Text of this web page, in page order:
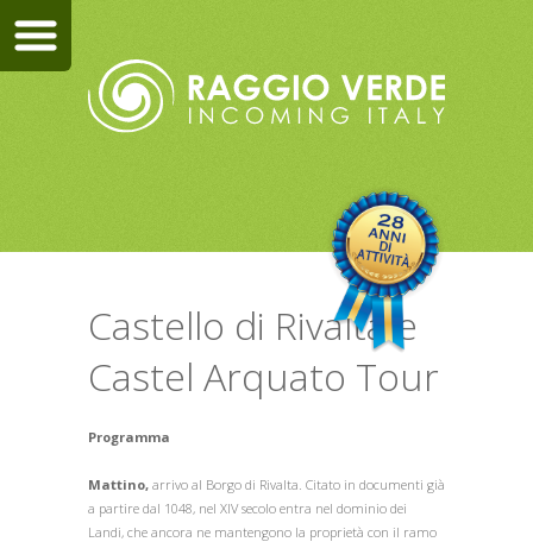
Castello di Rivalta e
Castel Arquato Tour
Programma
Mattino, arrivo al Borgo di Rivalta. Citato in documenti già
a partire dal 1048, nel XIV secolo entra nel dominio dei
Landi, che ancora ne mantengono la proprietà con il ramo